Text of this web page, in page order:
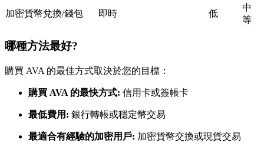
跟單
與頂尖交易專家同行
加密貨幣兌換/錢包
即時 低
中
等
哪種方法最好?
購買 AVA 的最佳方式取決於您的目標：
購買 AVA 的最快方式: 信用卡或簽帳卡
最低費用: 銀行轉帳或穩定幣交易
最適合有經驗的加密用戶: 加密貨幣交換或現貨交易